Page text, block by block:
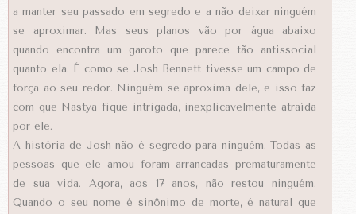
a manter seu passado em segredo e a não deixar ninguém
se aproximar. Mas seus planos vão por água abaixo
quando encontra um garoto que parece tão antissocial
quanto ela. É como se Josh Bennett tivesse um campo de
força ao seu redor. Ninguém se aproxima dele, e isso faz
com que Nastya fique intrigada, inexplicavelmente atraída
por ele.
A história de Josh não é segredo para ninguém. Todas as
pessoas que ele amou foram arrancadas prematuramente
de sua vida. Agora, aos 17 anos, não restou ninguém.
Quando o seu nome é sinônimo de morte, é natural que